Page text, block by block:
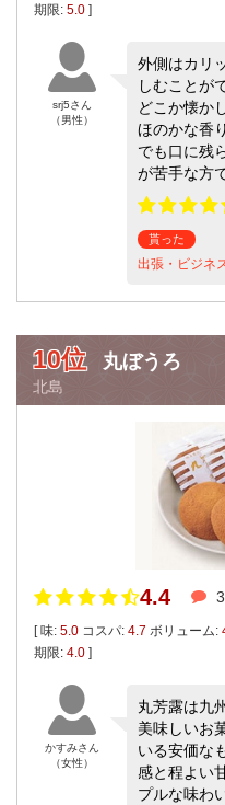
期限: 5.0 ]
srj5さん
（男性）
外側はカリ
しむことが
どこか懐か
ほのかな香
でも口に残
が苦手な方
貰った
出張・ビジネ
10位 丸ぼうろ
北島
4.4
[ 味: 5.0 コスパ: 4.7 ボリューム:
期限: 4.0 ]
かすみさん
（女性）
丸芳露は九
美味しいお
いる安価な
感と程よい
プルな味わ